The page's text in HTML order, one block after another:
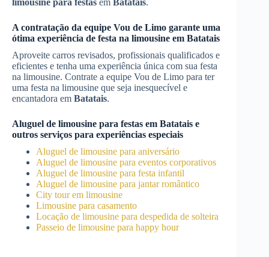
limousine para festas em Batatais.
A contratação da equipe Vou de Limo garante uma
ótima experiência de festa na limousine em Batatais
Aproveite carros revisados, profissionais qualificados e
eficientes e tenha uma experiência única com sua festa
na limousine. Contrate a equipe Vou de Limo para ter
uma festa na limousine que seja inesquecível e
encantadora em Batatais.
Aluguel de limousine para festas em Batatais e
outros serviços para experiências especiais
Aluguel de limousine para aniversário
Aluguel de limousine para eventos corporativos
Aluguel de limousine para festa infantil
Aluguel de limousine para jantar romântico
City tour em limousine
Limousine para casamento
Locação de limousine para despedida de solteira
Passeio de limousine para happy hour